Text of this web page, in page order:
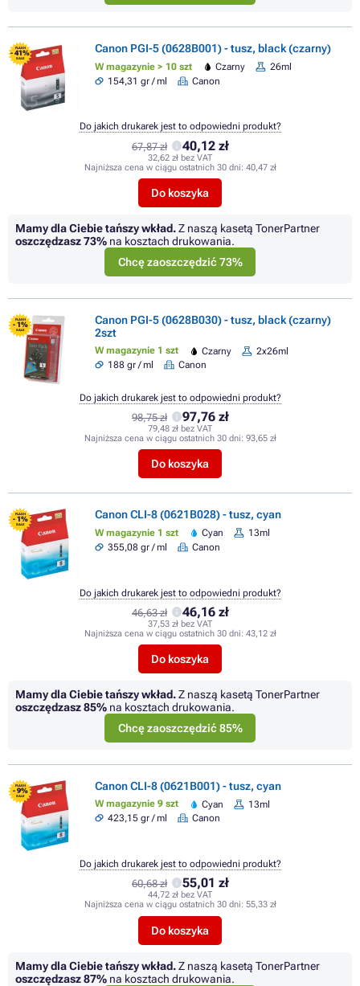
FLASH
- 41%
SALE
Canon PGI-5 (0628B001) - tusz, black (czarny)
W magazynie > 10 szt Czarny
26ml
154,31 gr / ml
Canon
67,87 zł 40,12 zł
32,62 zł bez VAT
Najniższa cena w ciągu ostatnich 30 dni: 40,47 zł
Do koszyka
Do jakich drukarek jest to odpowiedni produkt?
Mamy dla Ciebie tańszy wkład.Z naszą kasetą TonerPartner
oszczędzasz73% na kosztach drukowania.
Chcę zaoszczędzić 73%
FLASH
- 1%
SALE
Canon PGI-5 (0628B030) - tusz, black (czarny)
2szt
W magazynie 1 szt Czarny
2x26ml
188 gr / ml
Canon
98,75 zł 97,76 zł
79,48 zł bez VAT
Najniższa cena w ciągu ostatnich 30 dni: 93,65 zł
Do koszyka
Do jakich drukarek jest to odpowiedni produkt?
FLASH
- 1%
SALE
Canon CLI-8 (0621B028) - tusz, cyan
W magazynie 1 szt Cyan
13ml
355,08 gr / ml
Canon
46,63 zł 46,16 zł
37,53 zł bez VAT
Najniższa cena w ciągu ostatnich 30 dni: 43,12 zł
Do koszyka
Do jakich drukarek jest to odpowiedni produkt?
Mamy dla Ciebie tańszy wkład.Z naszą kasetą TonerPartner
oszczędzasz85% na kosztach drukowania.
Chcę zaoszczędzić 85%
FLASH
- 9%
SALE
Canon CLI-8 (0621B001) - tusz, cyan
W magazynie 9 szt Cyan
13ml
423,15 gr / ml
Canon
60,68 zł 55,01 zł
44,72 zł bez VAT
Najniższa cena w ciągu ostatnich 30 dni: 55,33 zł
Do koszyka
Do jakich drukarek jest to odpowiedni produkt?
Mamy dla Ciebie tańszy wkład.Z naszą kasetą TonerPartner
oszczędzasz87% na kosztach drukowania.